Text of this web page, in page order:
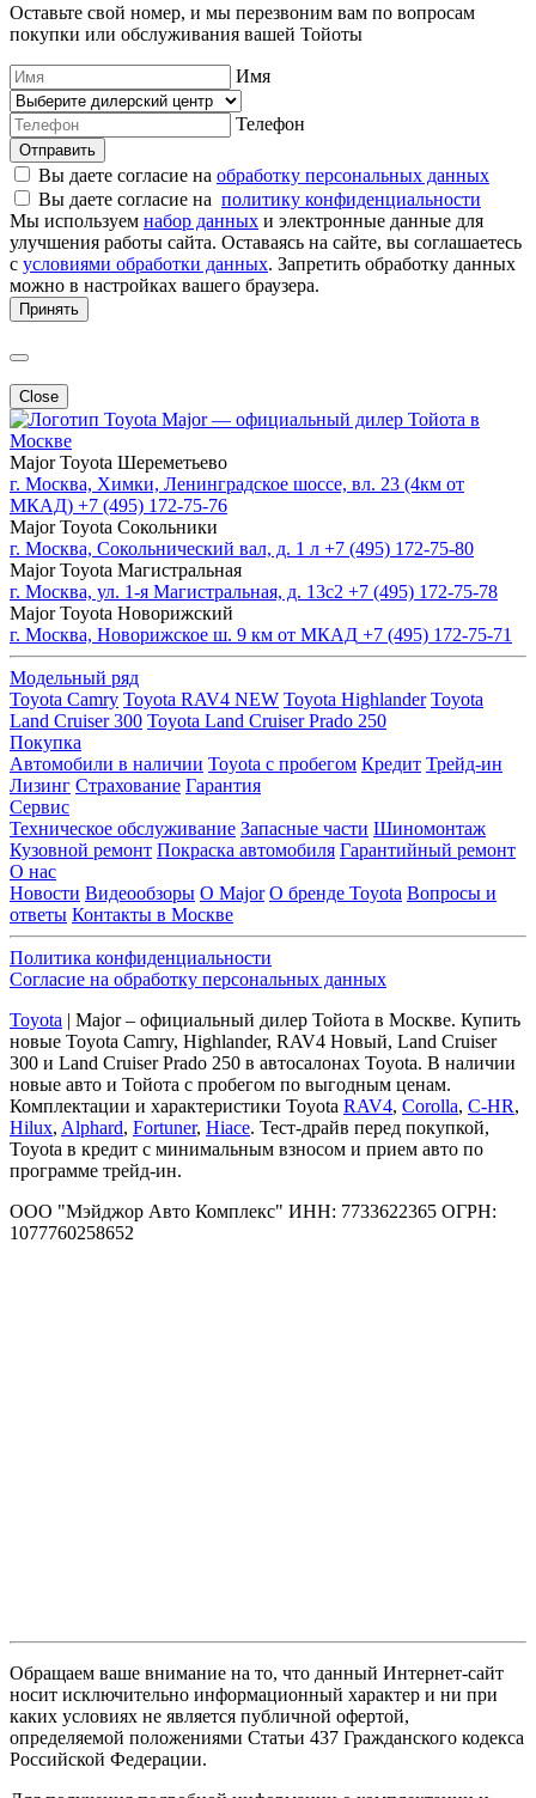
Оставьте свой номер, и мы перезвоним вам по вопросам
покупки или обслуживания вашей Тойоты
Имя
Телефон
Отправить
Вы даете согласие на обработку персональных данных
Вы даете согласие на политику конфиденциальности
Мы используем набор данных и электронные данные для
улучшения работы сайта. Оставаясь на сайте, вы соглашаетесь
с условиями обработки данных. Запретить обработку данных
можно в настройках вашего браузера.
Принять
Close
Major — официальный дилер Тойота в
Москве
Major Toyota Шереметьево
г. Москва, Химки, Ленинградское шоссе, вл. 23 (4км от
МКАД) +7 (495) 172-75-76
Major Toyota Сокольники
г. Москва, Сокольнический вал, д. 1 л +7 (495) 172-75-80
Major Toyota Магистральная
г. Москва, ул. 1-я Магистральная, д. 13с2 +7 (495) 172-75-78
Major Toyota Новорижский
г. Москва, Новорижское ш. 9 км от МКАД +7 (495) 172-75-71
Модельный ряд
Toyota Camry Toyota RAV4 NEW Toyota Highlander Toyota
Land Cruiser 300 Toyota Land Cruiser Prado 250
Покупка
Автомобили в наличии Toyota с пробегом Кредит Трейд-ин
Лизинг Страхование Гарантия
Сервис
Техническое обслуживание Запасные части Шиномонтаж
Кузовной ремонт Покраска автомобиля Гарантийный ремонт
О нас
Новости Видеообзоры О Major О бренде Toyota Вопросы и
ответы Контакты в Москве
Политика конфиденциальности
Согласие на обработку персональных данных
Toyota | Major – официальный дилер Тойота в Москве. Купить
новые Toyota Camry, Highlander, RAV4 Новый, Land Cruiser
300 и Land Cruiser Prado 250 в автосалонах Toyota. В наличии
новые авто и Тойота с пробегом по выгодным ценам.
Комплектации и характеристики Toyota RAV4, Corolla, C-HR,
Hilux, Alphard, Fortuner, Hiace. Тест-драйв перед покупкой,
Toyota в кредит с минимальным взносом и прием авто по
программе трейд-ин.
ООО "Мэйджор Авто Комплекс" ИНН: 7733622365 ОГРН:
1077760258652
Обращаем ваше внимание на то, что данный Интернет-сайт
носит исключительно информационный характер и ни при
каких условиях не является публичной офертой,
определяемой положениями Статьи 437 Гражданского кодекса
Российской Федерации.